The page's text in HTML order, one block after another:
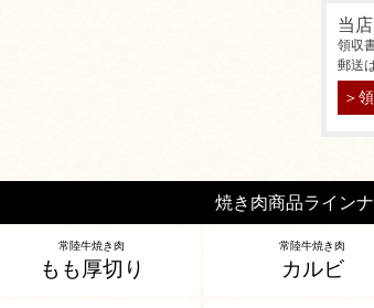
当
領収
郵送
＞
焼き肉商品ライン
常陸牛焼き肉
もも厚切り
常陸牛焼き肉
カルビ